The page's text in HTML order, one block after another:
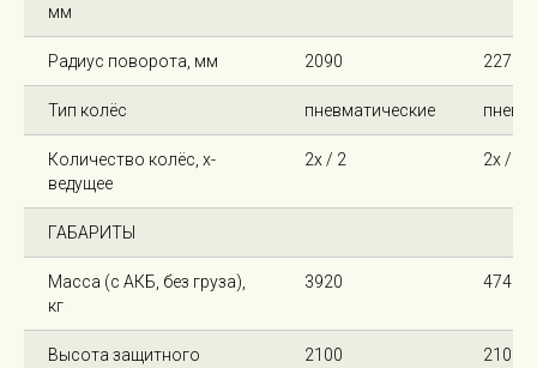
мм
Радиус поворота, мм 2090 2270
Тип колёс пневматические
Количество колёс, х-
ведущее
2х / 2 2х / 2
ГАБАРИТЫ
Масса (с АКБ, без груза),
кг
3920 4740
Высота защитного
2100 2100